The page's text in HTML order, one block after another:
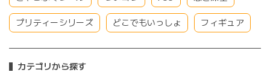
プリティーシリーズ どこでもいっしょ フィギュア
カテゴリから探す